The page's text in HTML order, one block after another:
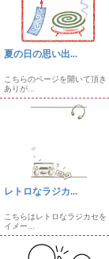
夏の日の思い出...
こちらのページを開いて頂き
ありが...
レトロなラジカ...
こちらはレトロなラジカセを
イメー...